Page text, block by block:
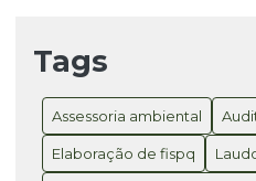
Consultoria Ambiental SC
Sustentabilidade e
Consultoria Registro
Garantir a Conformidade e
Tags
Assessoria ambiental
Elaboração de fispq